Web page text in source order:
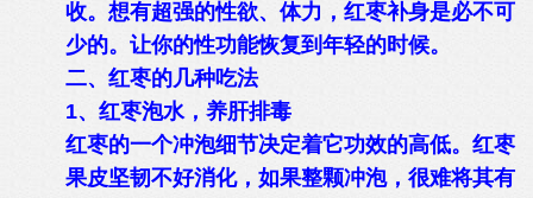
收。想有超强的性欲、体力，红枣补身是必不可
少的。让你的性功能恢复到年轻的时候。
二、红枣的几种吃法
1、红枣泡水，养肝排毒
红枣的一个冲泡细节决定着它功效的高低。红枣
果皮坚韧不好消化，如果整颗冲泡，很难将其有